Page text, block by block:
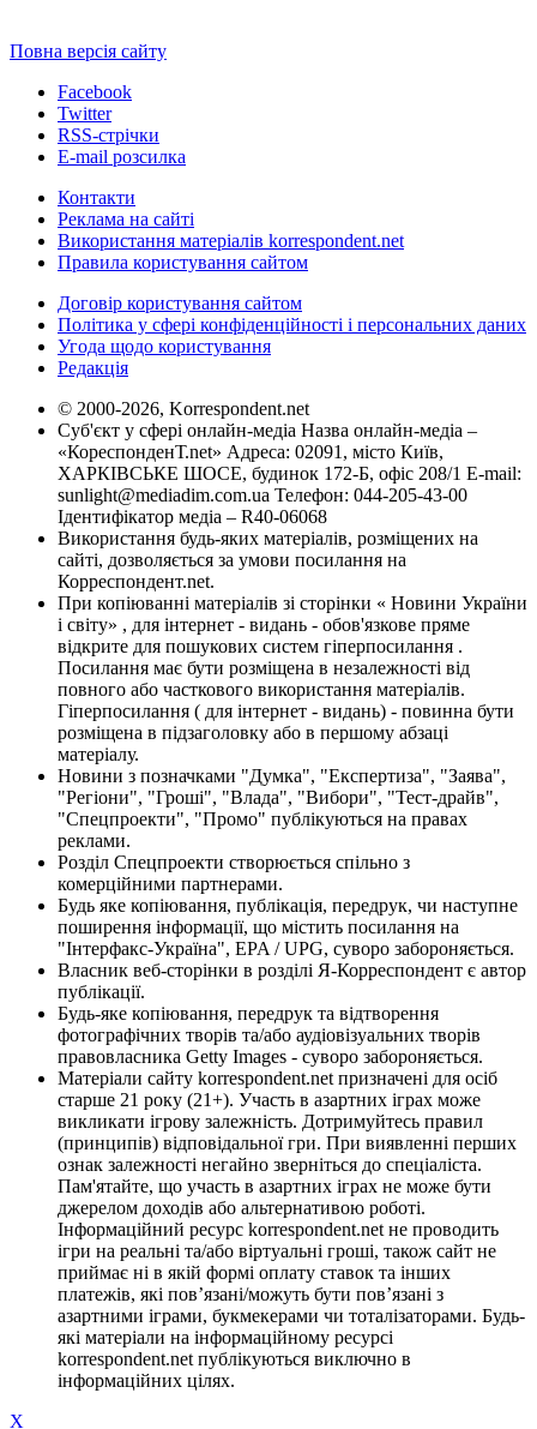
Повна версія сайту
Facebook
Twitter
RSS-стрічки
E-mail розсилка
Контакти
Реклама на сайті
Використання матеріалів korrespondent.net
Правила користування сайтом
Договір користування сайтом
Політика у сфері конфіденційності і персональних даних
Угода щодо користування
Редакція
© 2000-2026, Korrespondent.net
Суб'єкт у сфері онлайн-медіа Назва онлайн-медіа –
«КореспонденТ.net» Адреса: 02091, місто Київ,
ХАРКІВСЬКЕ ШОСЕ, будинок 172-Б, офіс 208/1 E-mail:
sunlight@mediadim.com.ua Телефон: 044-205-43-00
Ідентифікатор медіа – R40-06068
Використання будь-яких матеріалів, розміщених на
сайті, дозволяється за умови посилання на
Корреспондент.net.
При копіюванні матеріалів зі сторінки « Новини України
і світу» , для інтернет - видань - обов'язкове пряме
відкрите для пошукових систем гіперпосилання .
Посилання має бути розміщена в незалежності від
повного або часткового використання матеріалів.
Гіперпосилання ( для інтернет - видань) - повинна бути
розміщена в підзаголовку або в першому абзаці
матеріалу.
Новини з позначками "Думка", "Експертиза", "Заява",
"Регіони", "Гроші", "Влада", "Вибори", "Тест-драйв",
"Спецпроекти", "Промо" публікуються на правах
реклами.
Розділ Спецпроекти створюється спільно з
комерційними партнерами.
Будь яке копіювання, публікація, передрук, чи наступне
поширення інформації, що містить посилання на
"Інтерфакс-Україна", EPA / UPG, суворо забороняється.
Власник веб-сторінки в розділі Я-Корреспондент є автор
публікації.
Будь-яке копіювання, передрук та відтворення
фотографічних творів та/або аудіовізуальних творів
правовласника Getty Images - суворо забороняється.
Матеріали сайту korrespondent.net призначені для осіб
старше 21 року (21+). Участь в азартних іграх може
викликати ігрову залежність. Дотримуйтесь правил
(принципів) відповідальної гри. При виявленні перших
ознак залежності негайно зверніться до спеціаліста.
Пам'ятайте, що участь в азартних іграх не може бути
джерелом доходів або альтернативою роботі.
Інформаційний ресурс korrespondent.net не проводить
ігри на реальні та/або віртуальні гроші, також сайт не
приймає ні в якій формі оплату ставок та інших
платежів, які пов’язані/можуть бути пов’язані з
азартними іграми, букмекерами чи тоталізаторами. Будь-
які матеріали на інформаційному ресурсі
korrespondent.net публікуються виключно в
інформаційних цілях.
X